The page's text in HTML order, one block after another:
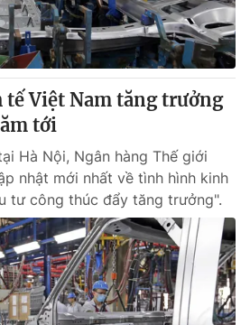
Tấm lòng Việt
Vươn mình bằng AI
VTV8
English
tế Việt Nam tăng trưởng
tới
Hà Nội, Ngân hàng Thế giới
nhật mới nhất về tình hình kinh
tư công thúc đẩy tăng trưởng".